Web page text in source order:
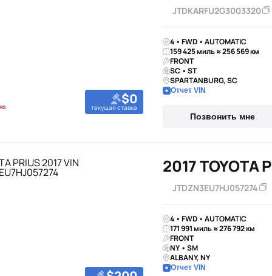
$0
текущая ставка
JTDKARFU2G3003320
4 • FWD • AUTOMATIC
159 425 миль ≈ 256 569 км
FRONT
SC • ST
SPARTANBURG, SC
Отчет VIN
Позвонить мне
2017 TOYOTA
JTDZN3EU7HJ057274
4 • FWD • AUTOMATIC
171 991 миль ≈ 276 792 км
FRONT
NY • SM
ALBANY, NY
Отчет VIN